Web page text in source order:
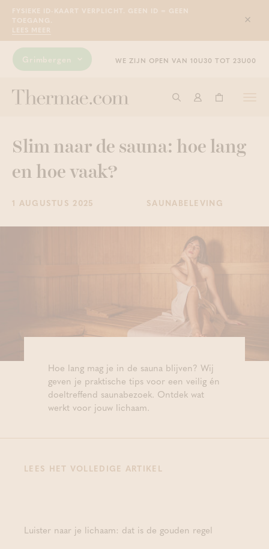
FYSIEKE ID-KAART VERPLICHT. GEEN ID = GEEN
TOEGANG.
LEES MEER
Sluit
Grimbergen WE ZIJN OPEN VAN 10U30 TOT 23U00
Start met zoeken
Aanmelden
Slim naar de sauna: hoe lang
en hoe vaak?
1 AUGUSTUS 2025 SAUNABELEVING
Hoe lang mag je in de sauna blijven? Wij
geven je praktische tips voor een veilig én
doeltreffend saunabezoek. Ontdek wat
werkt voor jouw lichaam.
LEES HET VOLLEDIGE ARTIKEL
Luister naar je lichaam: dat is de gouden regel